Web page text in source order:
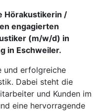
Hörakustikerin /
engagierten
(m/w/d) in
in Eschweiler.
und erfolgreiche
Dabei steht die
und Kunden im
eine hervorragende